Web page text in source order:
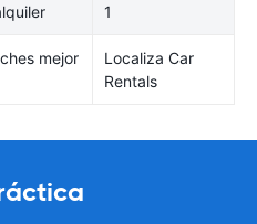
1
mejor
Localiza Car
Rentals